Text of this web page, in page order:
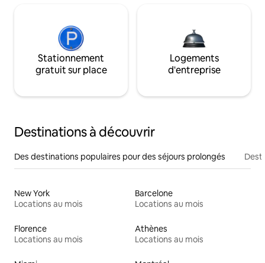
Stationnement
gratuit sur place
Logements
d'entreprise
Destinations à découvrir
Des destinations populaires pour des séjours prolongés
New York
Locations au mois
Barcelone
Locations au mois
Florence
Locations au mois
Athènes
Locations au mois